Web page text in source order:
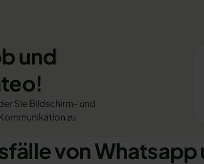
und
Sie Bildschirm- und
zu
von Whatsapp